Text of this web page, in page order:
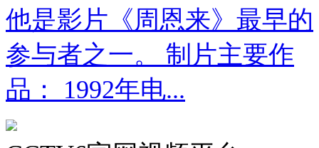
他是影片《周恩来》最早的
参与者之一。 制片主要作
品： 1992年电...